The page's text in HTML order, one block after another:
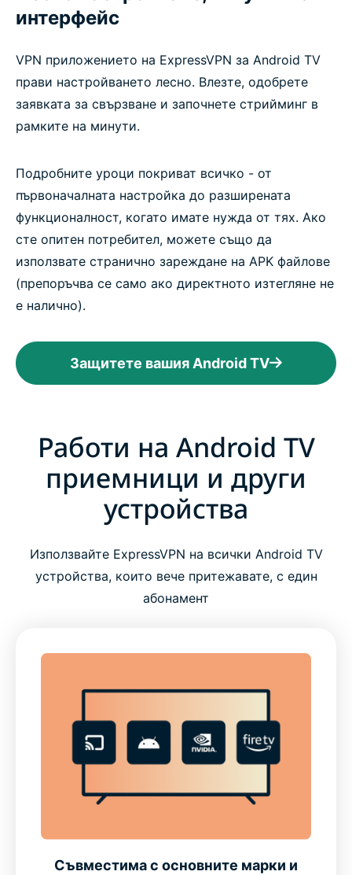
интерфейс
VPN приложението на ExpressVPN за Android TV
прави настройването лесно. Влезте, одобрете
заявката за свързване и започнете стрийминг в
рамките на минути.
Подробните уроци покриват всичко - от
първоначалната настройка до разширената
функционалност, когато имате нужда от тях. Ако
сте опитен потребител, можете също да
използвате странично зареждане на APK файлове
(препоръчва се само ако директното изтегляне не
е налично).
Защитете вашия Android TV
Работи на Android TV
приемници и други
устройства
Използвайте ExpressVPN на всички Android TV
устройства, които вече притежавате, с един
абонамент
Съвместимa с основните марки и